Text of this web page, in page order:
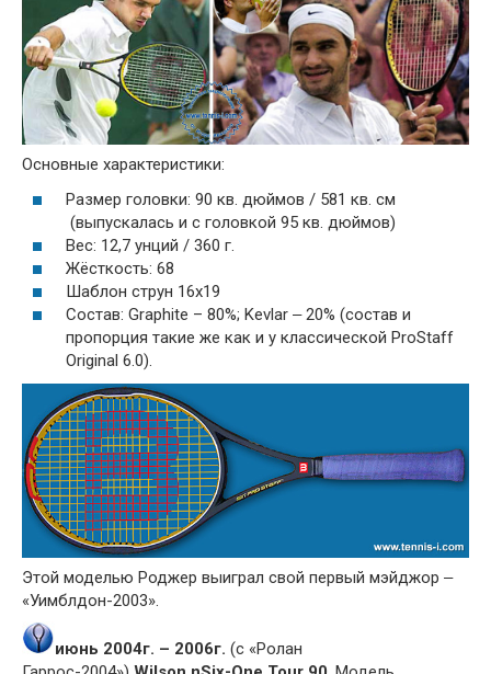
Основные характеристики:
Размер головки: 90 кв. дюймов / 581 кв. см
(выпускалась и с головкой 95 кв. дюймов)
Вес: 12,7 унций / 360 г.
Жёсткость: 68
Шаблон струн 16x19
Состав: Graphite – 80%; Kevlar ‒ 20% (состав и
пропорция такие же как и у классической ProStaff
Original 6.0).
Этой моделью Роджер выиграл свой первый мэйджор ‒
«Уимблдон-2003».
июнь 2004г. – 2006г. (с «Ролан